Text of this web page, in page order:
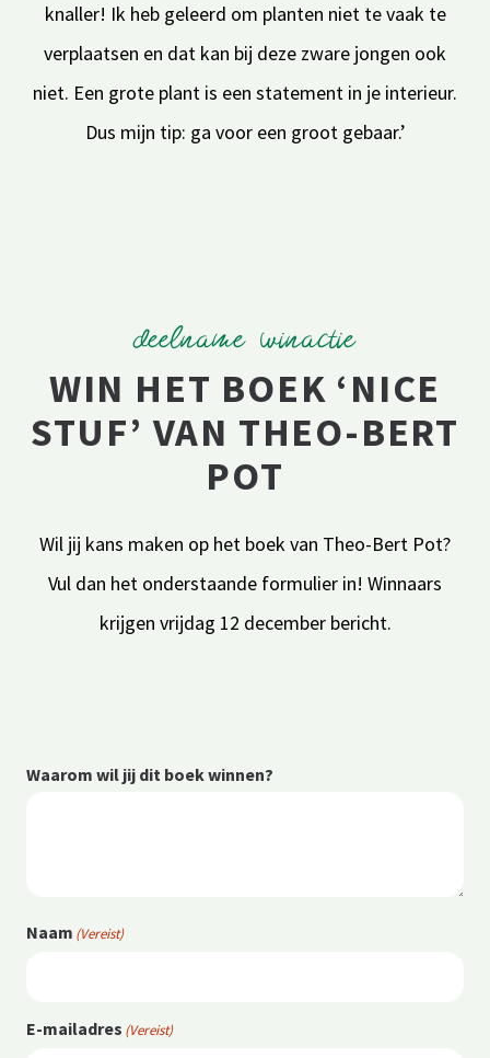
knaller! Ik heb geleerd om planten niet te vaak te
verplaatsen en dat kan bij deze zware jongen ook
niet. Een grote plant is een statement in je interieur.
Dus mijn tip: ga voor een groot gebaar.’
deelname winactie
WIN HET BOEK ‘NICE
STUF’ VAN THEO-BERT
POT
Wil jij kans maken op het boek van Theo-Bert Pot?
Vul dan het onderstaande formulier in! Winnaars
krijgen vrijdag 12 december bericht.
Waarom wil jij dit boek winnen?
Naam (Vereist)
E-mailadres (Vereist)